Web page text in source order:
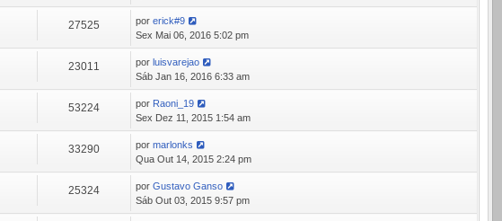
27525 porerick#9
Sex Mai 06, 2016 5:02 pm
23011 porluisvarejao
Sáb Jan 16, 2016 6:33 am
53224 por Raoni_19
Sex Dez 11, 2015 1:54 am
33290 pormarlonks
Qua Out 14, 2015 2:24 pm
25324 porGustavo Ganso
Sáb Out 03, 2015 9:57 pm